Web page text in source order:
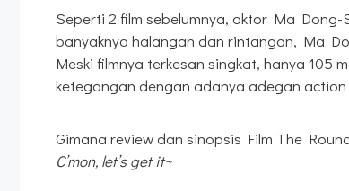
Seperti 2 film sebelumnya, aktor Ma
banyaknya halangan dan rintangan, Ma
Meski filmnya terkesan singkat, hanya 105
ketegangan dengan adanya adegan
Gimana review dan sinopsis Film The
C’mon, let’s get it~